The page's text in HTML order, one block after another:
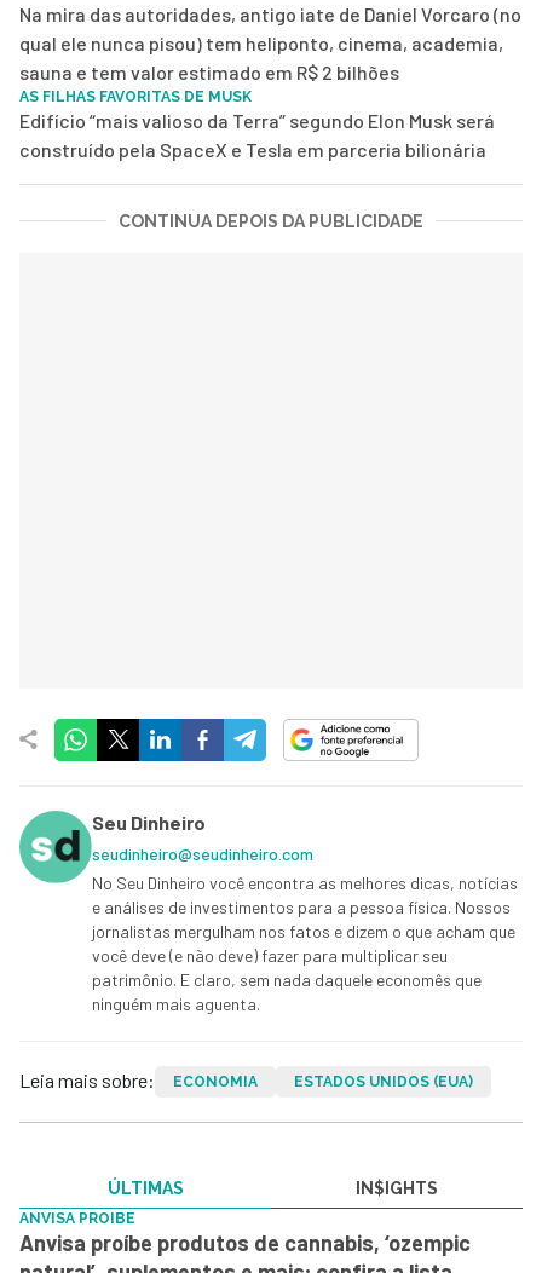
Na mira das autoridades, antigo iate de Daniel Vorcaro (no
qual ele nunca pisou) tem heliponto, cinema, academia,
sauna e tem valor estimado em R$ 2 bilhões
AS FILHAS FAVORITAS DE MUSK
Edifício “mais valioso da Terra” segundo Elon Musk será
construído pela SpaceX e Tesla em parceria bilionária
CONTINUA DEPOIS DA PUBLICIDADE
Seu Dinheiro
seudinheiro@seudinheiro.com
No Seu Dinheiro você encontra as melhores dicas, notícias
e análises de investimentos para a pessoa física. Nossos
jornalistas mergulham nos fatos e dizem o que acham que
você deve (e não deve) fazer para multiplicar seu
patrimônio. E claro, sem nada daquele economês que
ninguém mais aguenta.
Leia mais sobre: ECONOMIA ESTADOS UNIDOS (EUA)
ÚLTIMAS IN$IGHTS
ANVISA PROIBE
Anvisa proíbe produtos de cannabis, ‘ozempic